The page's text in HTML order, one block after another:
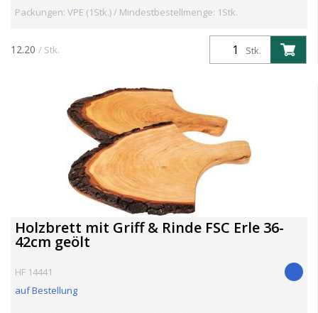
Packungen: VPE (1Stk.) / Mindestbestellmenge: 1Stk.
Stk.
12.20 / Stk.
Holzbrett mit Griff & Rinde FSC Erle 36-
42cm geölt
HF 14441
auf Bestellung